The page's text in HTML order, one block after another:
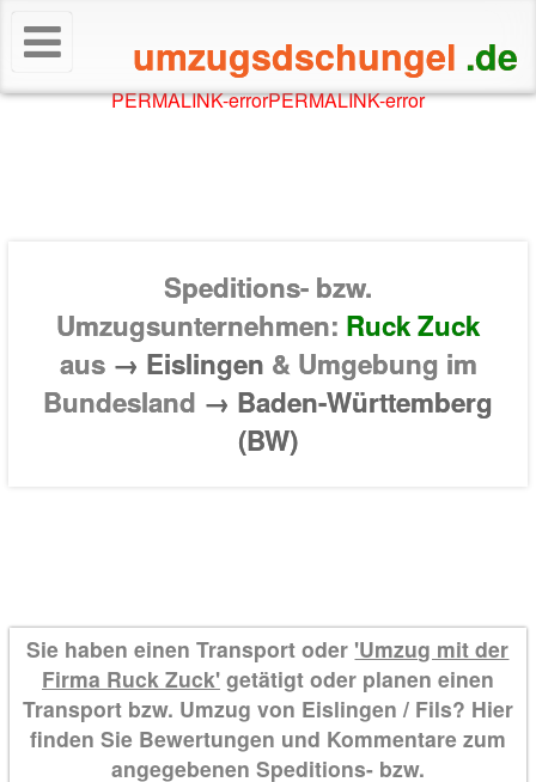
umzugsdschungel .de
PERMALINK-errorPERMALINK-error
Speditions- bzw.
Umzugsunternehmen: Ruck Zuck
aus → Eislingen & Umgebung im
Bundesland → Baden-Württemberg
(BW)
Sie haben einen Transport oder 'Umzug mit der
Firma Ruck Zuck'getätigt oder planen einen
Transport bzw. Umzug von Eislingen / Fils? Hier
finden Sie Bewertungen und Kommentare zum
angegebenen Speditions- bzw.